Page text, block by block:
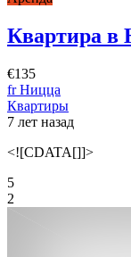
Квартира в
€135
fr Ницца
Квартиры
7 лет назад
<![CDATA[]]>
5
2